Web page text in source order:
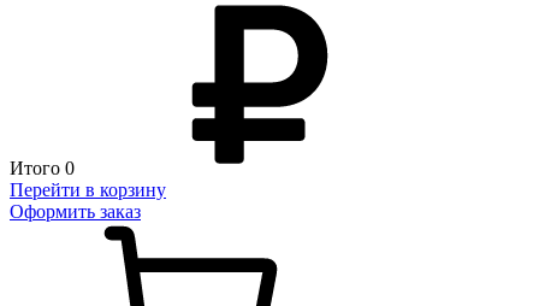
Итого 0
Перейти в корзину
Оформить заказ